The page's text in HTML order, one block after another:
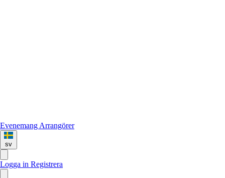
Evenemang Arrangörer
sv
Logga in Registrera